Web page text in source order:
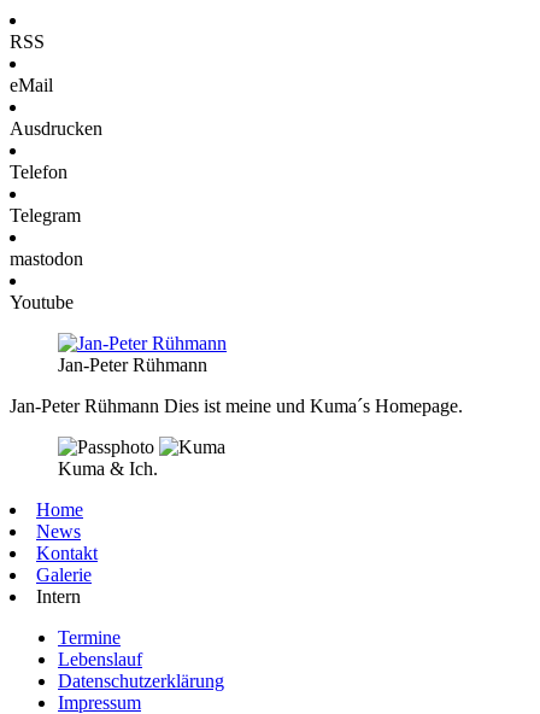
RSS
eMail
Ausdrucken
Telefon
Telegram
mastodon
Youtube
Jan-Peter Rühmann
Jan-Peter Rühmann Dies ist meine und Kuma´s Homepage.
Kuma & Ich.
Home
News
Kontakt
Galerie
Intern
Termine
Lebenslauf
Datenschutzerklärung
Impressum